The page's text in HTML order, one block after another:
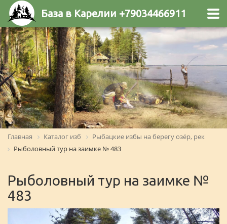
База в Карелии +79034466911
Главная Каталог изб
Рыбацкие избы на берегу озёр, рек
Рыболовный тур на заимке № 483
Рыболовный тур на заимке №
483